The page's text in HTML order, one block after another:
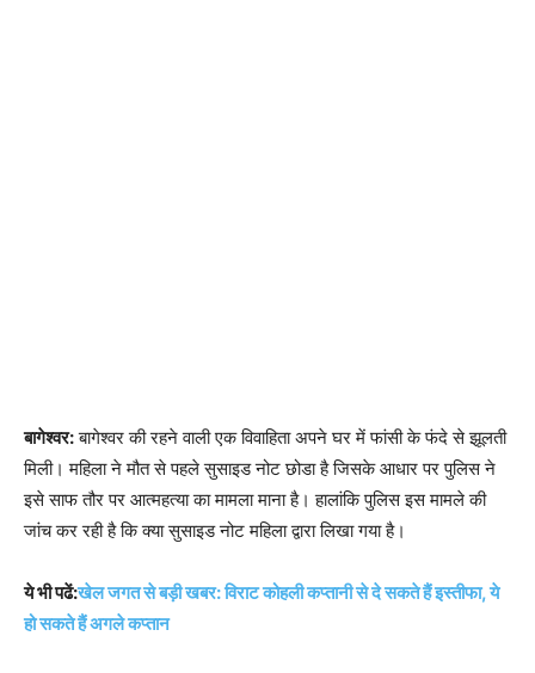
बागेश्वर:बागेश्वर की रहने वाली एक विवाहिता अपने घर में फांसी के फंदे से झूलती
मिली। महिला ने मौत से पहले सुसाइड नोट छोडा है जिसके आधार पर पुलिस ने
इसे साफ तौर पर आत्महत्या का मामला माना है। हालांकि पुलिस इस मामले की
जांच कर रही है कि क्या सुसाइड नोट महिला द्वारा लिखा गया है।
ये भी पढें:खेल जगत से बड़ी खबर: विराट कोहली कप्तानी से दे सकते हैं इस्तीफा, ये
हो सकते हैं अगले कप्तान